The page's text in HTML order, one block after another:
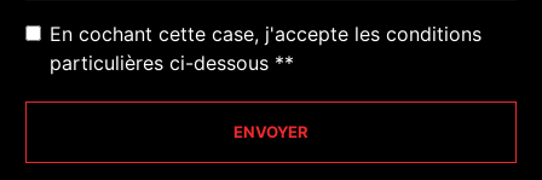
En cochant cette case, j'accepte les conditions
particulières ci-dessous **
ENVOYER